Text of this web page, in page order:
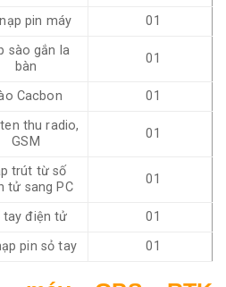
pin máy 01
sào gắn la
bàn
01
Cacbon 01
thu radio,
GSM
01
trút từ số
tử sang PC
01
tay điện tử
01
pin sỏ tay 01